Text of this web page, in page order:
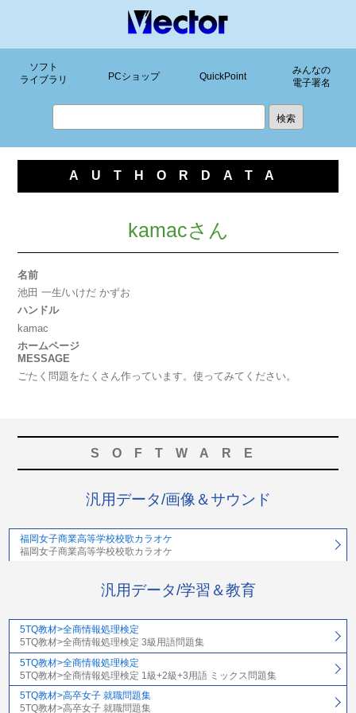
ソフト
ライブラリ
PCショップ QuickPoint
みんなの
電子署名
AUTHORDATA
kamacさん
名前
池田 一生/いけだ かずお
ハンドル
kamac
ホームページ
MESSAGE
ごたく問題をたくさん作っています。使ってみてください。
SOFTWARE
汎用データ/画像＆サウンド
福岡女子商業高等学校校歌カラオケ
福岡女子商業高等学校校歌カラオケ
汎用データ/学習＆教育
5TQ教材>全商情報処理検定
5TQ教材>全商情報処理検定 3級用語問題集
5TQ教材>全商情報処理検定
5TQ教材>全商情報処理検定 1級+2級+3用語 ミックス問題集
5TQ教材>高卒女子 就職問題集
5TQ教材>高卒女子 就職問題集